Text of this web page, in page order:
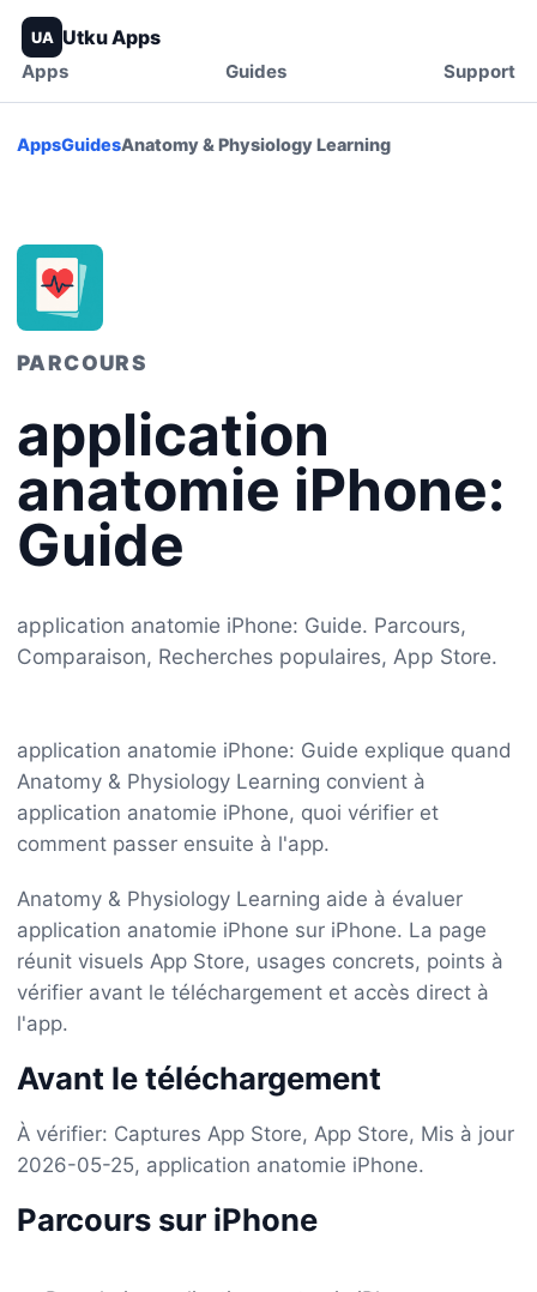
UA Utku Apps
Apps Guides Support
AppsGuidesAnatomy & Physiology Learning
PARCOURS
application
anatomie iPhone:
Guide
application anatomie iPhone: Guide. Parcours,
Comparaison, Recherches populaires, App Store.
application anatomie iPhone: Guide explique quand
Anatomy & Physiology Learning convient à
application anatomie iPhone, quoi vérifier et
comment passer ensuite à l'app.
Anatomy & Physiology Learning aide à évaluer
application anatomie iPhone sur iPhone. La page
réunit visuels App Store, usages concrets, points à
vérifier avant le téléchargement et accès direct à
l'app.
Avant le téléchargement
À vérifier: Captures App Store, App Store, Mis à jour
2026-05-25, application anatomie iPhone.
Parcours sur iPhone